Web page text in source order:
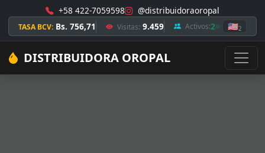
+58 422-7059598 @distribuidoraoropal
TASA BCV: Bs. 756,71 Visitas: 9.459 Activos:2 🇺🇸2
DISTRIBUIDORA OROPAL